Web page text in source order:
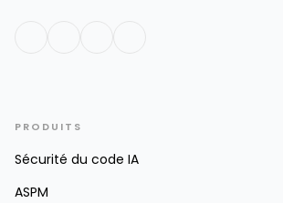
PRODUITS
Sécurité du code IA
ASPM